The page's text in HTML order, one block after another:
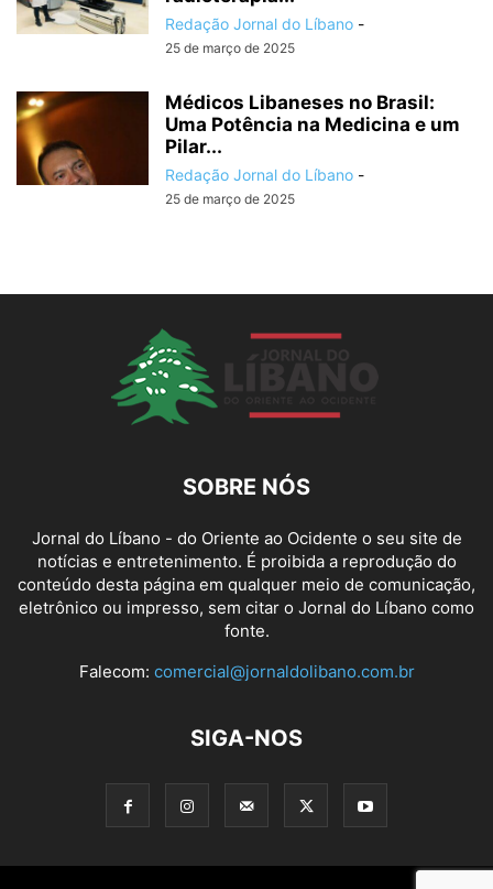
Redação Jornal do Líbano -
25 de março de 2025
Médicos Libaneses no Brasil:
Uma Potência na Medicina e um
Pilar...
Redação Jornal do Líbano -
25 de março de 2025
SOBRE NÓS
Jornal do Líbano - do Oriente ao Ocidente o seu site de
notícias e entretenimento. É proibida a reprodução do
conteúdo desta página em qualquer meio de comunicação,
eletrônico ou impresso, sem citar o Jornal do Líbano como
fonte.
Falecom: comercial@jornaldolibano.com.br
SIGA-NOS